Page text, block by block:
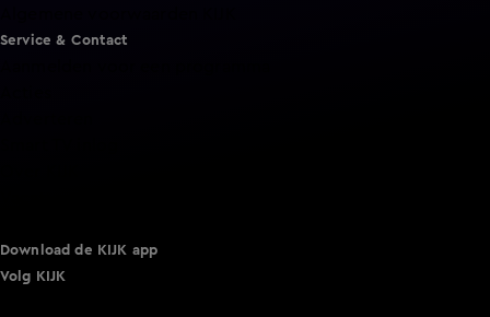
Service & Contact
Download de KIJK app
Volg KIJK